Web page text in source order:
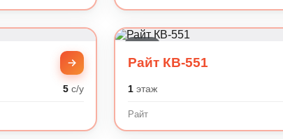
5с/у
Райт КВ-551
1этаж
Райт